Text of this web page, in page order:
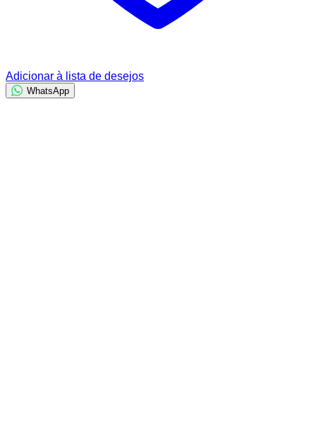
Adicionar à lista de desejos
WhatsApp